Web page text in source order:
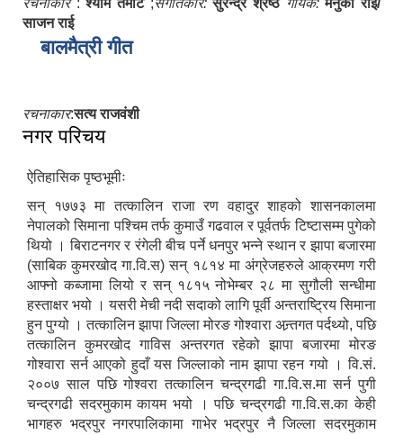
रचनाकार :श्याम तमोट ;संगीतकार: सुरेन्द्र श्रेष्ठ गायक: मेनुका राई/
साजन राई
बालमैत्री गीत
रचनाकार:सत्य राजवंशी
नगर परिचय
ऐतिहासिक पृष्ठभूमीः
सन् १७७३ मा तत्कालिन राजा रण वहादुर शाहको शासनकालमा
नेपालको सिमाना पश्चिम तर्फ कुमाउँ गढवाल र पूर्वतर्फ टिष्टासम्म पुगेको
थियो । बिराटनगर र रंगेली बीच पर्ने धनपुर भन्ने स्थान र झापा बजारमा
(साबिक कुमरखोद गा.वि.स) सन् १८१४ मा अंग्रेजहरुले आक्रमण गरी
आफ्नो कब्जामा लियो र सन् १८१५ नोभेम्बर २८ मा सुगौली सन्धीमा
हस्ताक्षर भयो । यसरी मेची नदी सदाको लागि पूर्वी अन्तराष्ट्रिय सिमाना
हुन पुग्यो । तत्कालिन झापा जिल्ला मोरङ गोश्वारा अन्र्तगत पर्दथ्यो, पछि
तत्कालिन कुमरखोद गाविस अन्तरगत रहेको झापा बजारमा मोरङ
गोश्वारा सर्न आएको हुदाँ यस जिल्लाको नाम झापा रहन गयो । वि.सं.
२००७ साल पछि गोश्वरा तत्कालिन चन्द्रगढी गा.वि.स.मा सर्न पुगी
चन्द्रगढी सदरमुकाम कायम भयो । पछि चन्द्रगढी गा.वि.स.का केही
भागहरु भद्रपुर नगरपालिकामा गाभेर भद्रपुर नै जिल्ला सदरमुकाम